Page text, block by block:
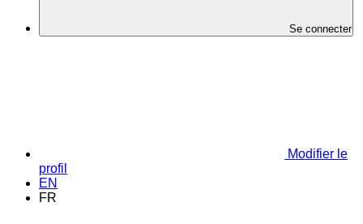
Se connecter
Modifier le
profil
EN
FR